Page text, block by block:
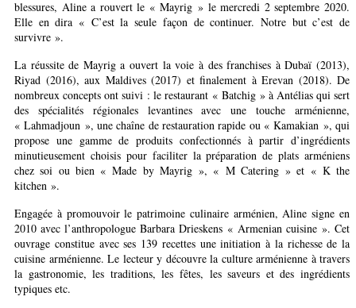
blessures, Aline a rouvert le « Mayrig » le mercredi 2 septembre 2020.
Elle en dira « C’est la seule façon de continuer. Notre but c’est de
survivre ».
La réussite de Mayrig a ouvert la voie à des franchises à Dubaï (2013),
Riyad (2016), aux Maldives (2017) et finalement à Erevan (2018). De
nombreux concepts ont suivi : le restaurant « Batchig » à Antélias qui sert
des spécialités régionales levantines avec une touche arménienne,
« Lahmadjoun », une chaîne de restauration rapide ou « Kamakian », qui
propose une gamme de produits confectionnés à partir d’ingrédients
minutieusement choisis pour faciliter la préparation de plats arméniens
chez soi ou bien « Made by Mayrig », « M Catering » et « K the
kitchen ».
Engagée à promouvoir le patrimoine culinaire arménien, Aline signe en
2010 avec l’anthropologue Barbara Drieskens « Armenian cuisine ». Cet
ouvrage constitue avec ses 139 recettes une initiation à la richesse de la
cuisine arménienne. Le lecteur y découvre la culture arménienne à travers
la gastronomie, les traditions, les fêtes, les saveurs et des ingrédients
typiques etc.